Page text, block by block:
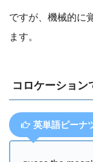
ですが、機械的に
ます。
コロケーション
英単語ピーナ